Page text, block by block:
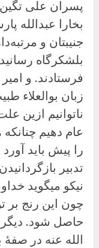
پسران علی
بخارا عبدالله
جنیبتان و
بلشکرگاه
فرستادند. و امیر
زبان بوالعلاء
ناتوانیم ازین
عام دهیم
را پیش باید
تدبیر
نیکو میگوید
چون این رنج بر
حاصل شود.
الله عنه در